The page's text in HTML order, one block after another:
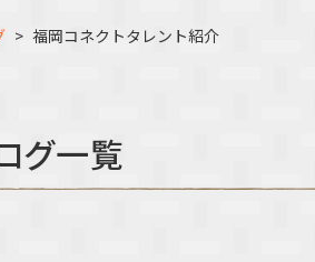
福岡コネクトタレント紹介
グ一覧